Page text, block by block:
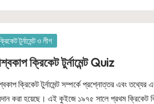
টুর্নামেন্ট ও লীগ
ক্রিকেট টুর্নামেন্ট Quiz
ক্রিকেট টুর্নামেন্ট সম্পর্কে প্রশ্নোত্তর এবং তথ্যের
করা হয়েছে। এই কুইজে ১৯৭৫ সালে প্রথম ক্রিকেট